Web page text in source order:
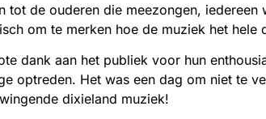
tot de ouderen die meezongen,
om te merken hoe de muziek het hele
dank aan het publiek voor hun
optreden. Het was een dag om niet te
dixieland muziek!